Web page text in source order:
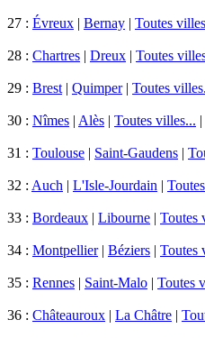
27 : Évreux | Bernay | Toutes
28 : Chartres | Dreux | Toutes
29 : Brest | Quimper| Toutes
30 : Nîmes | Alès | Toutes villes... |
31 : Toulouse | Saint-Gaudens |
32 : Auch | L'Isle-Jourdain |
33 : Bordeaux | Libourne | Toutes
34 : Montpellier| Béziers | Toutes
35 : Rennes | Saint-Malo | Toutes
36 : Châteauroux | La Châtre |